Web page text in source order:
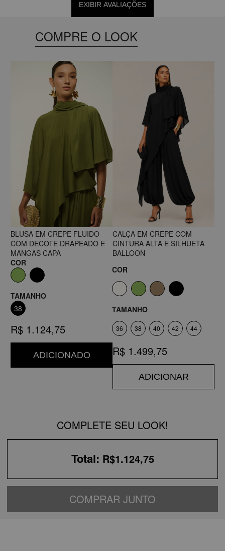
EXIBIR AVALIAÇÕES
COMPRE O LOOK
BLUSA EM CREPE FLUIDO
COM DECOTE DRAPEADO E
MANGAS CAPA
COR
TAMANHO
38
R$ 1.124,75
ADICIONADO
CALÇA EM CREPE COM
CINTURA ALTA E SILHUETA
BALLOON
COR
TAMANHO
36 38 40 42 44
R$ 1.499,75
ADICIONAR
COMPLETE SEU LOOK!
Total: R$1.124,75
COMPRAR JUNTO